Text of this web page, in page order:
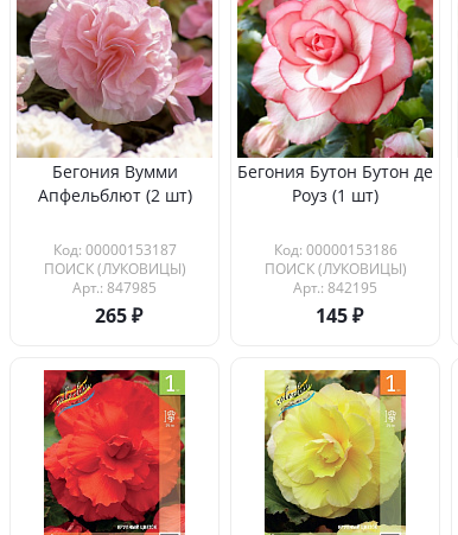
Бегония Вумми
Апфельблют (2 шт)
Код: 00000153187
ПОИСК (ЛУКОВИЦЫ)
Арт.: 847985
265
Бегония Бутон Бутон де
Роуз (1 шт)
Код: 00000153186
ПОИСК (ЛУКОВИЦЫ)
Арт.: 842195
145